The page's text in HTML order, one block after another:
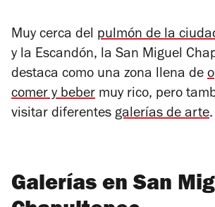
Muy cerca del pulmón de la
y la Escandón, la San Miguel
destaca como una zona llena de
comer y beber muy rico, pero
visitar diferentes galerías de arte.
Galerías en San